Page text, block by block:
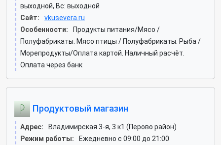
выходной, Вс: выходной
Сайт:
vkusevera.ru
Особенности:
Продукты питания/Мясо /
Полуфабрикаты. Мясо птицы / Полуфабрикаты. Рыба /
Морепродукты/Оплата картой. Наличный расчёт.
Оплата через банк
Продуктовый магазин
Адрес:
Владимирская 3-я, 3 к1 (Перово район)
Режим работы:
Ежедневно с 09:00 до 21:00